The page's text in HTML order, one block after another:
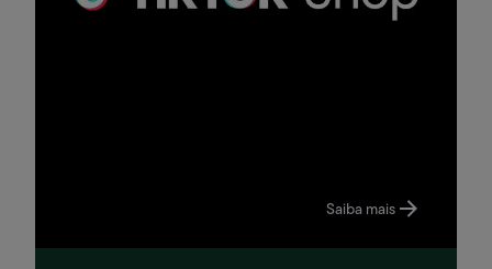
Saiba mais